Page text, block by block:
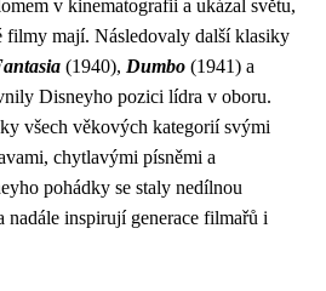
v kinematografii a ukázal světu,
filmy mají. Následovaly další klasiky
(1940), Dumbo (1941) a
Disneyho pozici lídra v oboru.
všech věkových kategorií svými
chytlavými písněmi a
pohádky se staly nedílnou
nadále inspirují generace filmařů i